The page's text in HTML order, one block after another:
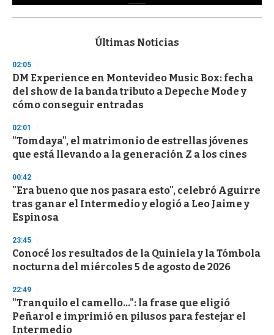
s
d
s
o
f
3
s
e
o
d
s
Últimas Noticias
02:05
DM Experience en Montevideo Music Box: fecha
del show de la banda tributo a Depeche Mode y
cómo conseguir entradas
02:01
"Tomdaya", el matrimonio de estrellas jóvenes
que está llevando a la generación Z a los cines
00:42
"Era bueno que nos pasara esto", celebró Aguirre
tras ganar el Intermedio y elogió a Leo Jaime y
Espinosa
23:45
Conocé los resultados de la Quiniela y la Tómbola
nocturna del miércoles 5 de agosto de 2026
22:49
"Tranquilo el camello...": la frase que eligió
Peñarol e imprimió en pilusos para festejar el
Intermedio